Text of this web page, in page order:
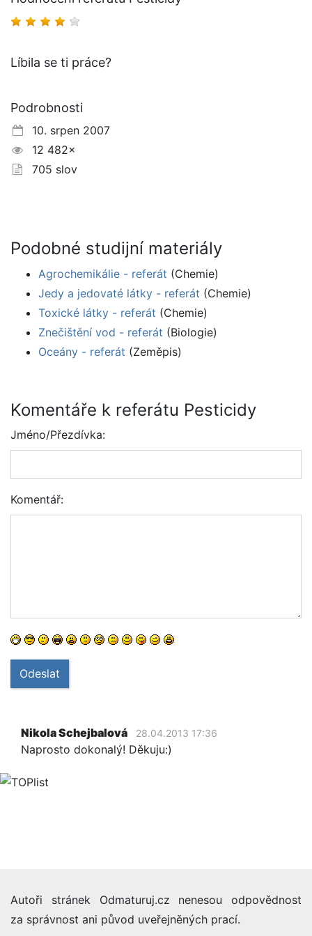
Líbila se ti práce?
Podrobnosti
10. srpen 2007
12 482×
705 slov
Podobné studijní materiály
Agrochemikálie - referát (Chemie)
Jedy a jedovaté látky - referát (Chemie)
Toxické látky - referát (Chemie)
Znečištění vod - referát (Biologie)
Oceány - referát (Zeměpis)
Komentáře k referátu Pesticidy
Jméno/Přezdívka:
Komentář:
Odeslat
Nikola Schejbalová 28.04.2013 17:36
Naprosto dokonalý! Děkuju:)
Autoři stránek Odmaturuj.cz nenesou odpovědnost
za správnost ani původ uveřejněných prací.